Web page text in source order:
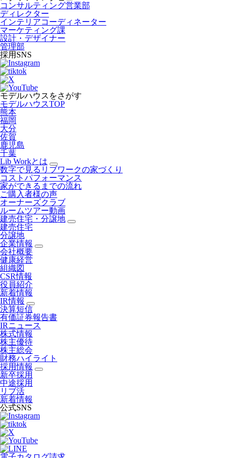
コンサルティング営業部
ディレクター
インテリアコーディネーター
マーケティング課
設計・デザイナー
管理部
採用SNS
モデルハウスをさがす
モデルハウスTOP
熊本
福岡
大分
佐賀
鹿児島
千葉
Lib Workとは
数字で見るリブワークの家づくり
コストパフォーマンス
家ができるまでの流れ
ご購入者様の声
オーナーズクラブ
ルームツアー動画
建売住宅・分譲地
建売住宅
分譲地
企業情報
会社概要
健康経営
組織図
CSR情報
役員紹介
新着情報
IR情報
決算短信
有価証券報告書
IRニュース
株式情報
株主優待
株主総会
財務ハイライト
採用情報
新卒採用
中途採用
リブ活
新着情報
公式SNS